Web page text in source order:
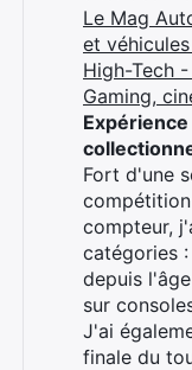
Le Mag
et
High-Tech
Gaming,
Fort d'une
compteur,
catégories
depuis
sur
J'ai
finale du